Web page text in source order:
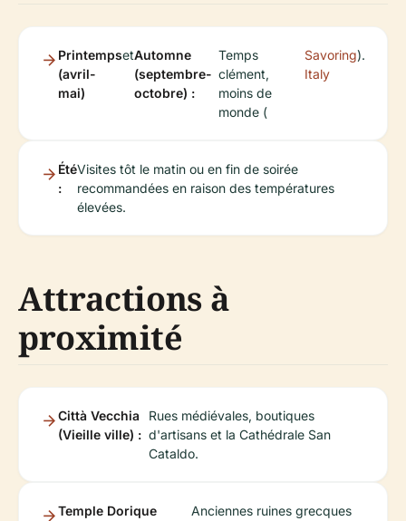
Printemps
(avril-
mai)
etAutomne
(septembre-
octobre) :
Temps
clément,
moins de
monde (
Savoring
Italy
).
Été
:
Visites tôt le matin ou en fin de soirée
recommandées en raison des températures
élevées.
Attractions à
proximité
Città Vecchia
(Vieille ville) :
Rues médiévales, boutiques
d'artisans et la Cathédrale San
Cataldo.
Temple Dorique
Anciennes ruines grecques